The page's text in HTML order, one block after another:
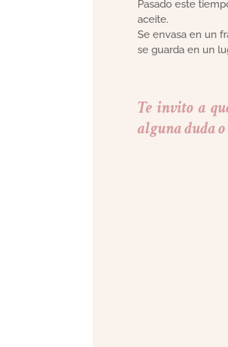
Pasado este
aceite.
Se envasa en un
se guarda en un
Te invito a
alguna duda o